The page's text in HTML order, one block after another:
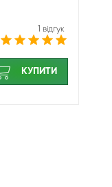
1 відгук
КУПИТИ